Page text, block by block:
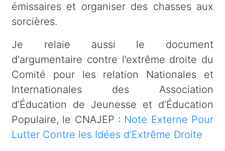
émissaires et organiser des chasses aux
sorcières.
Je relaie aussi le document
d'argumentaire contre l’extrême droite du
Comité pour les relation Nationales et
Internationales des Association
d’Éducation de Jeunesse et d’Éducation
Populaire, le CNAJEP : Note Externe Pour
Lutter Contre les Idées d’Extrême Droite